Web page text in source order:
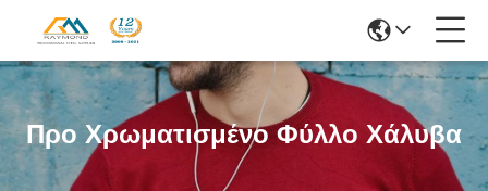
Προ Χρωματισμένο Φύλλο Χάλυβα